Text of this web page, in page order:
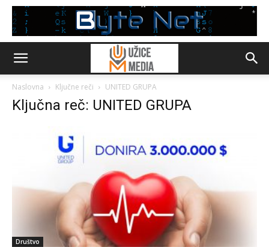
Naslovna Ključne reči UNITED GRUPA
Ključna reč: UNITED GRUPA
Društvo